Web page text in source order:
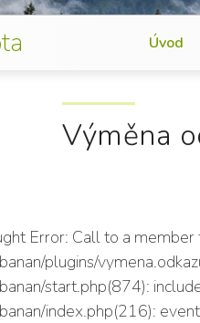
Úvod
Výměna
Error: Call to a
plugins/
start.php(874):
index.php(216):